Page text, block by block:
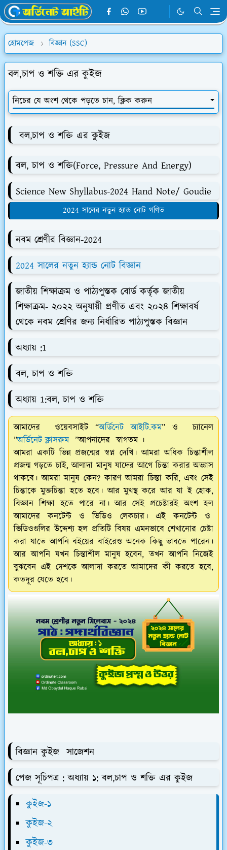
হোমপেজ বিজ্ঞান (SSC)
বল,চাপ ও শক্তি এর কুইজ
নিচের যে অংশ থেকে পড়তে চান, ক্লিক করুন
বল,চাপ ও শক্তি এর কুইজ
বল, চাপ ও শক্তি(Force, Pressure And Energy)
Science New Shyllabus-2024 Hand Note/ Goudie
2024 সালের নতুন হ্যান্ড নোট গণিত
নবম শ্রেণীর বিজ্ঞান-2024
2024 সালের নতুন হ্যান্ড নোট বিজ্ঞান
জাতীয় শিক্ষাক্রম ও পাঠ্যপুস্তক বোর্ড কর্তৃক জাতীয়
শিক্ষাক্রম- ২০২২ অনুযায়ী প্রণীত এবং ২০২৪ শিক্ষাবর্ষ
থেকে নবম শ্রেণির জন্য নির্ধারিত পাঠ্যপুস্তক বিজ্ঞান
অধ্যায় :1
বল, চাপ ও শক্তি
অধ্যায় 1:বল, চাপ ও শক্তি
আমাদের ওয়েবসাইট “অর্ডিনেট আইটি.কম” ও চ্যানেল
”অর্ডিনেট ক্লাসরুম ”আপনাদের স্বাগতম ।
আমরা একটি ভিন্ন প্রজন্মের স্বপ্ন দেখি। আমরা অধিক চিন্তাশীল
প্রজন্ম গড়তে চাই, আলাদা মানুষ যাদের আগে চিন্তা করার অভ্যাস
থাকবে। আমরা মানুষ কেন? কারণ আমরা চিন্তা করি, এবং সেই
চিন্তাকে মুক্তচিন্তা হতে হবে। আর মুখস্থ করে আর যা ই হোক,
বিজ্ঞান শিক্ষা হতে পারে না। আর সেই প্রচেষ্টারই অংশ হল
আমাদের কনটেন্ট ও ভিডিও লেকচার। এই কনটেন্ট ও
ভিডিওগুলির উদ্দেশ্য হল প্রতিটি বিষয় এমনভাবে শেখানোর চেষ্টা
করা যাতে আপনি বইয়ের বাইরেও অনেক কিছু ভাবতে পারেন।
আর আপনি যখন চিন্তাশীল মানুষ হবেন, তখন আপনি নিজেই
বুঝবেন এই দেশকে আলাদা করতে আমাদের কী করতে হবে,
কতদূর যেতে হবে।
বিজ্ঞান কুইজ সাজেশন
পেজ সূচিপত্র : অধ্যায় ১: বল,চাপ ও শক্তি এর কুইজ
কুইজ-১
কুইজ-২
কুইজ-৩